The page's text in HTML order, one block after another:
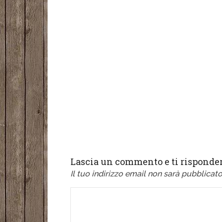
Lascia un commento e ti
Il tuo indirizzo email non sarà